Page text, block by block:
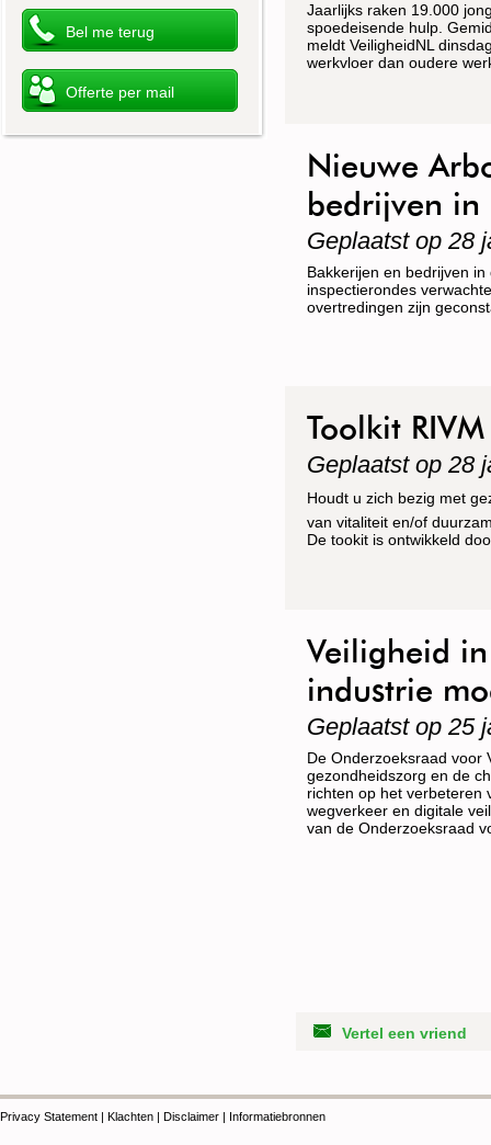
Jaarlijks raken 19.000
spoedeisende hulp.
meldt VeiligheidNL
werkvloer dan oudere
Nieuwe
bedrijven in
Geplaatst op 28
Bakkerijen en bedrijven
inspectierondes
overtredingen zijn
Toolkit
Geplaatst op 28
Houdt u zich bezig met
van vitaliteit en/of
De tookit is ontwikkeld
Veiligheid
industrie
Geplaatst op 25
De Onderzoeksraad voor
gezondheidszorg en de
richten op het verbeteren
wegverkeer en digitale
van de Onderzoeksraad
Vertel een vriend
Privacy Statement | Klachten | Disclaimer | Informatiebronnen